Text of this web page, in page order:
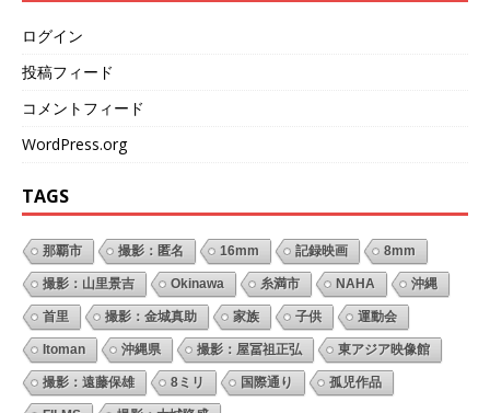
ログイン
投稿フィード
コメントフィード
WordPress.org
TAGS
那覇市 撮影：匿名 16mm 記録映画 8mm
撮影：山里景吉 Okinawa 糸満市 NAHA 沖縄
首里 撮影：金城真助 家族 子供 運動会
Itoman 沖縄県 撮影：屋冨祖正弘 東アジア映像館
撮影：遠藤保雄 8ミリ 国際通り 孤児作品